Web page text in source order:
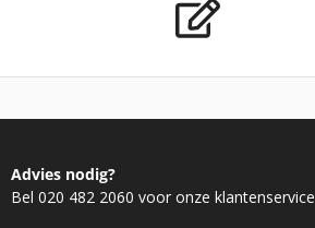
Advies nodig?
Bel 020 482 2060 voor onze klantenservice